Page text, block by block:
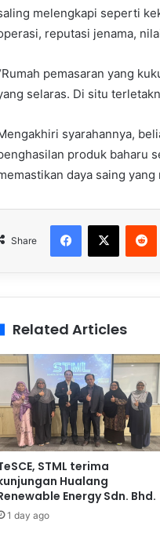
melengkapi seperti
reputasi jenama,
pemasaran yang
selaras. Di situ
syarahannya,
produk baharu
daya saing
Share
Related Articles
STML terima
Hualang
Energy Sdn. Bhd.
1 day ago